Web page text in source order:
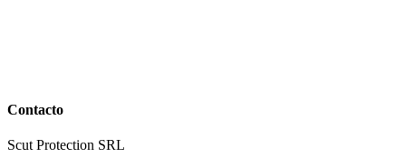
Contacto
Scut Protection SRL